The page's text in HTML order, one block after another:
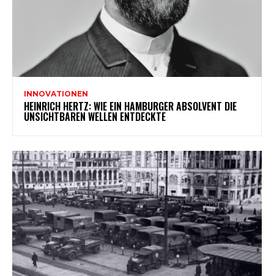
INNOVATIONEN
HEINRICH HERTZ: WIE EIN HAMBURGER ABSOLVENT DIE
UNSICHTBAREN WELLEN ENTDECKTE